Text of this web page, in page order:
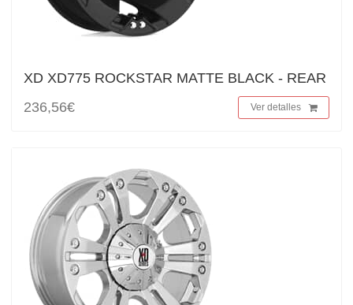
XD XD775 ROCKSTAR MATTE BLACK - REAR
236,56€
Ver detalles